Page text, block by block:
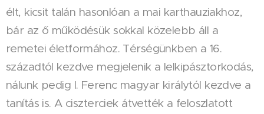
élt, kicsit talán hasonlóan a mai karthauziakhoz,
bár az ő működésük sokkal közelebb áll a
remetei életformához. Térségünkben a 16.
századtól kezdve megjelenik a lelkipásztorkodás,
nálunk pedig I. Ferenc magyar királytól kezdve a
tanítás is. A ciszterciek átvették a feloszlatott